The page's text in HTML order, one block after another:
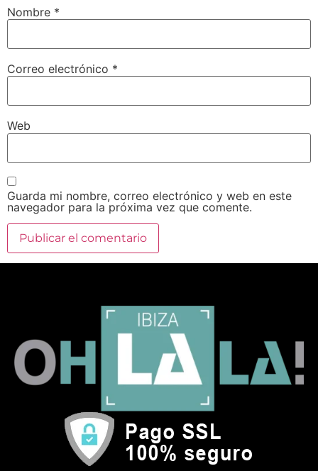
Nombre *
Correo electrónico *
Web
Guarda mi nombre, correo electrónico y web en este
navegador para la próxima vez que comente.